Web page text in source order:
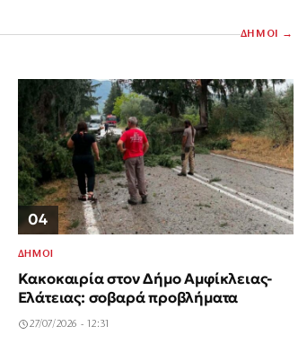
ΔΗΜΟΙ
04
ΔΗΜΟΙ
Κακοκαιρία στον Δήμο Αμφίκλειας-
Ελάτειας: σοβαρά προβλήματα
27/07/2026 - 12:31